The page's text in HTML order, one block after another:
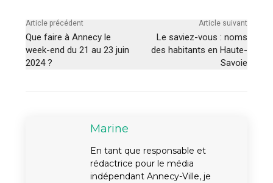
Article précédent
Que faire à Annecy le
week-end du 21 au 23 juin
2024 ?
Article suivant
Le saviez-vous : noms
des habitants en Haute-
Savoie
Marine
En tant que responsable et
rédactrice pour le média
indépendant Annecy-Ville, je